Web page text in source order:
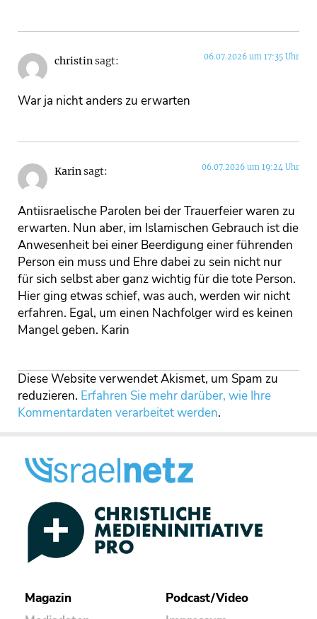
christinsagt: 06.07.2026 um 17:35 Uhr
War ja nicht anders zu erwarten
Karinsagt: 06.07.2026 um 19:24 Uhr
Antiisraelische Parolen bei der Trauerfeier waren zu
erwarten. Nun aber, im Islamischen Gebrauch ist die
Anwesenheit bei einer Beerdigung einer führenden
Person ein muss und Ehre dabei zu sein nicht nur
für sich selbst aber ganz wichtig für die tote Person.
Hier ging etwas schief, was auch, werden wir nicht
erfahren. Egal, um einen Nachfolger wird es keinen
Mangel geben. Karin
Diese Website verwendet Akismet, um Spam zu
reduzieren. Erfahren Sie mehr darüber, wie Ihre
Kommentardaten verarbeitet werden.
Magazin
Podcast/Video